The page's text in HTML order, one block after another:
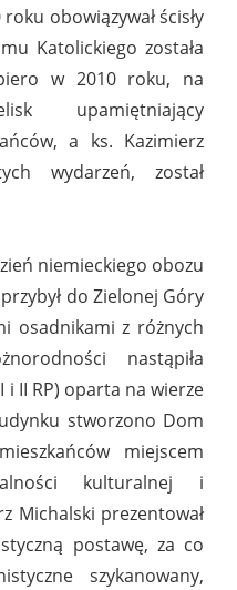
obowiązywał ścisły
Katolickiego została
w 2010 roku, na
upamiętniający
a ks. Kazimierz
wydarzeń, został
niemieckiego obozu
do Zielonej Góry
osadnikami z różnych
nastąpiła
i II RP) oparta na wierze
stworzono Dom
miejscem
kulturalnej i
Michalski prezentował
postawę, za co
szykanowany,